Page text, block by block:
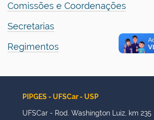
Comissões e Coordenações
Secretarias
Regimentos
PIPGES - UFSCar - USP
UFSCar - Rod. Washington Luiz, km 235